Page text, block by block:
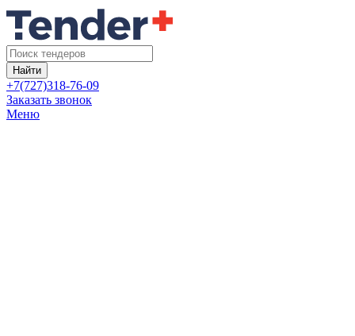
Найти
+7(727)318-76-09
Заказать звонок
Меню